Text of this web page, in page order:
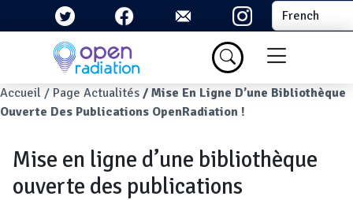
Aller au contenu principal Select your
Menu du
Fil d'Ariane
Accueil Page Actualités
Mise En Ligne D’une Bibliothèque
Ouverte Des Publications OpenRadiation !
Mise en ligne d’une bibliothèque
ouverte des publications